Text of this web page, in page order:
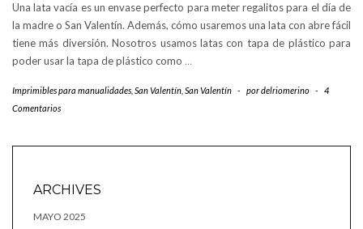
Una lata vacía es un envase perfecto para meter regalitos para el día de
la madre o San Valentín. Además, cómo usaremos una lata con abre fácil
tiene más diversión. Nosotros usamos latas con tapa de plástico para
poder usar la tapa de plástico como …
Imprimibles para manualidades San Valentín San Valentín - pordelriomerino -
4
Comentarios
ARCHIVES
MAYO 2025